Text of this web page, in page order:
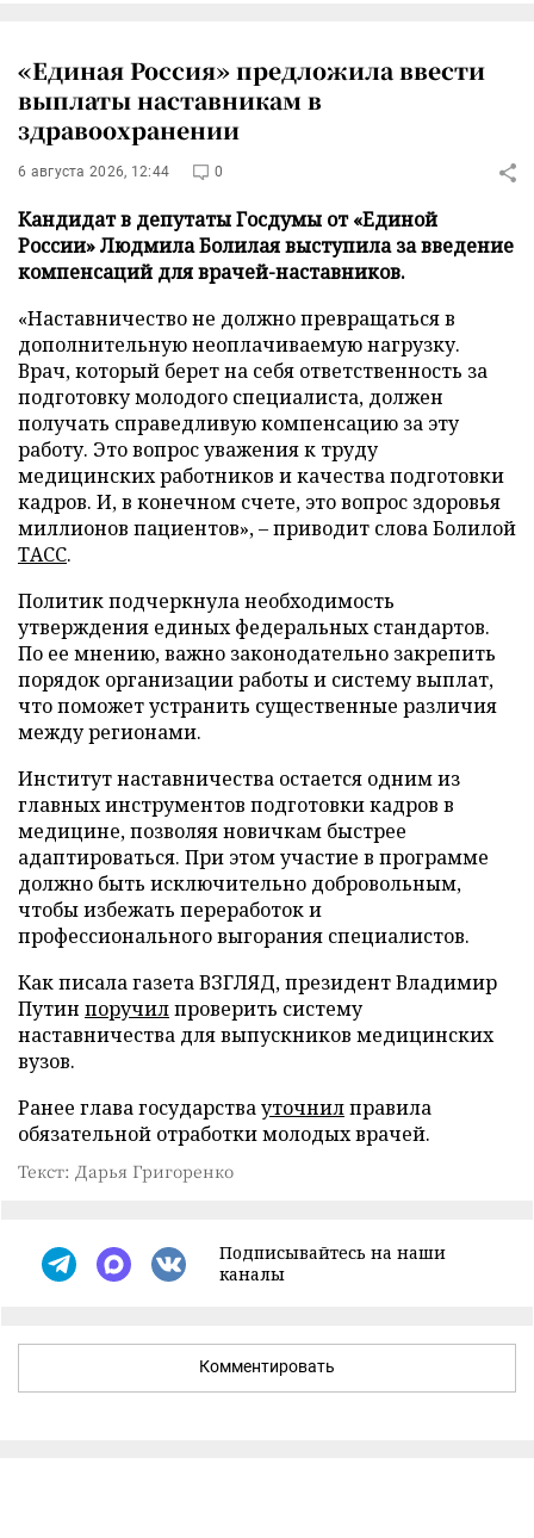
«Единая Россия» предложила ввести
выплаты наставникам в
здравоохранении
6 августа 2026, 12:44 0
Кандидат в депутаты Госдумы от «Единой
России» Людмила Болилая выступила за введение
компенсаций для врачей-наставников.
«Наставничество не должно превращаться в
дополнительную неоплачиваемую нагрузку.
Врач, который берет на себя ответственность за
подготовку молодого специалиста, должен
получать справедливую компенсацию за эту
работу. Это вопрос уважения к труду
медицинских работников и качества подготовки
кадров. И, в конечном счете, это вопрос здоровья
миллионов пациентов», – приводит слова Болилой
ТАСС.
Политик подчеркнула необходимость
утверждения единых федеральных стандартов.
По ее мнению, важно законодательно закрепить
порядок организации работы и систему выплат,
что поможет устранить существенные различия
между регионами.
Институт наставничества остается одним из
главных инструментов подготовки кадров в
медицине, позволяя новичкам быстрее
адаптироваться. При этом участие в программе
должно быть исключительно добровольным,
чтобы избежать переработок и
профессионального выгорания специалистов.
Как писала газета ВЗГЛЯД, президент Владимир
Путин поручилпроверить систему
наставничества для выпускников медицинских
вузов.
Ранее глава государствауточнилправила
обязательной отработки молодых врачей.
Текст: Дарья Григоренко
Подписывайтесь на наши
каналы
Комментировать